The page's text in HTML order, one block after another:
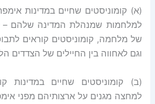
(א) קומוניסטים שחיים במדינות
למלחמות שמנהלת המדינה שלהם
של מלחמה, קומוניסטים קוראים
וגם לאחווה בין החיילים של הצדדים
(ב) קומוניסטים שחיים במדינות
למחצה מגנים על ארצותיהם מפני